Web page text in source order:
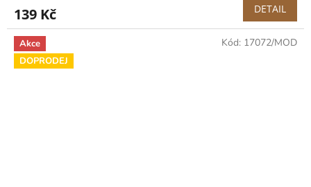
139 Kč DETAIL
Akce
DOPRODEJ
Kód: 17072/MOD